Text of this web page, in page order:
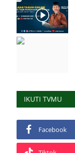
IKUTI TVMU
Facebook